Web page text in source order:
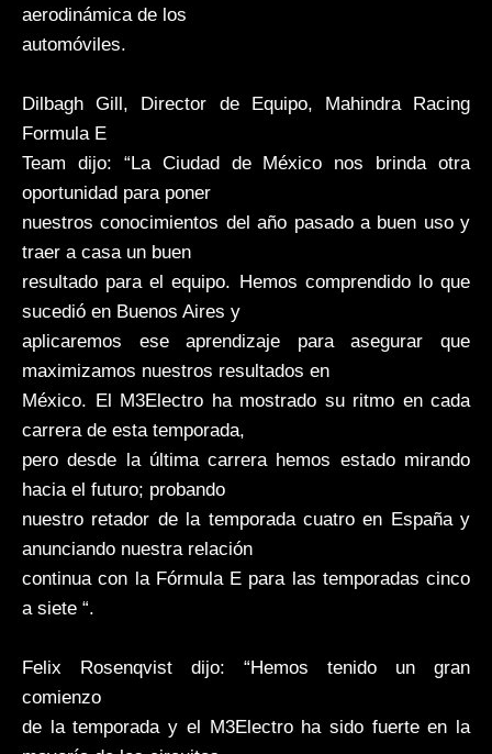
aerodinámica de los
automóviles.
Dilbagh Gill, Director de Equipo, Mahindra Racing
Formula E
Team dijo: “La Ciudad de México nos brinda otra
oportunidad para poner
nuestros conocimientos del año pasado a buen uso y
traer a casa un buen
resultado para el equipo. Hemos comprendido lo que
sucedió en Buenos Aires y
aplicaremos ese aprendizaje para asegurar que
maximizamos nuestros resultados en
México. El M3Electro ha mostrado su ritmo en cada
carrera de esta temporada,
pero desde la última carrera hemos estado mirando
hacia el futuro; probando
nuestro retador de la temporada cuatro en España y
anunciando nuestra relación
continua con la Fórmula E para las temporadas cinco
a siete “.
Felix Rosenqvist dijo: “Hemos tenido un gran
comienzo
de la temporada y el M3Electro ha sido fuerte en la